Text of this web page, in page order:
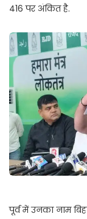
416 पर अंकित है.
पूर्व में उनका नाम